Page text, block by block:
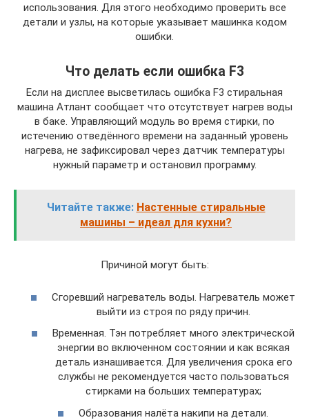
использования. Для этого необходимо проверить все
детали и узлы, на которые указывает машинка кодом
ошибки.
Что делать если ошибка F3
Если на дисплее высветилась ошибка F3 стиральная
машина Атлант сообщает что отсутствует нагрев воды
в баке. Управляющий модуль во время стирки, по
истечению отведённого времени на заданный уровень
нагрева, не зафиксировал через датчик температуры
нужный параметр и остановил программу.
Читайте также: Настенные стиральные
машины – идеал для кухни?
Причиной могут быть:
Сгоревший нагреватель воды. Нагреватель может
выйти из строя по ряду причин.
Временная. Тэн потребляет много электрической
энергии во включенном состоянии и как всякая
деталь изнашивается. Для увеличения срока его
службы не рекомендуется часто пользоваться
стирками на больших температурах;
Образования налёта накипи на детали.